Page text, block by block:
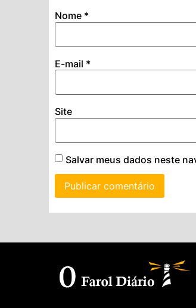
Nome *
E-mail *
Site
Salvar meus dados neste